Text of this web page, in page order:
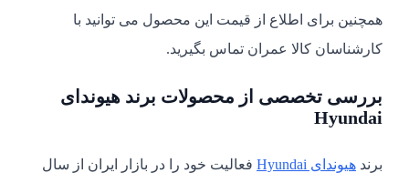
همچنین برای اطلاع از قیمت این محصول می توانید با
کارشناسان کالا عمران تماس بگیرید.
بررسی تخصصی از محصولات برند هیوندای
Hyundai
برند هیوندای Hyundai
فعالیت خود را در بازار ایران از سال